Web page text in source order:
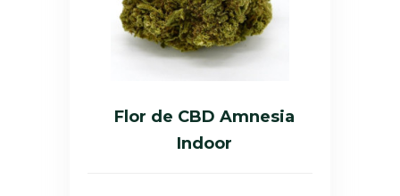
Flor de CBD Amnesia
Indoor